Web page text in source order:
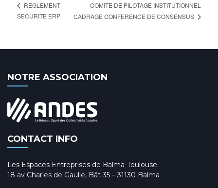
REGLEMENT
SECURITE ERP
COMITE DE PILOTAGE INSTITUTIONNEL
CADRAGE CONFERENCE DE CONSENSUS
NOTRE ASSOCIATION
CONTACT INFO
Les Espaces Entreprises de Balma-Toulouse
18 av Charles de Gaulle, Bât 35 – 31130 Balma